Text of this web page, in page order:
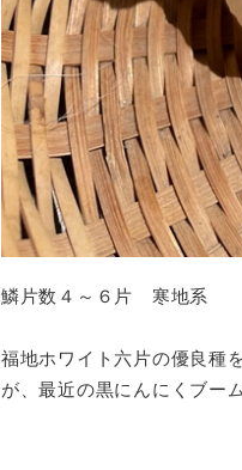
鱗片数４～６片 寒地系
福地ホワイト六片の優良種
が、最近の黒にんにくブー